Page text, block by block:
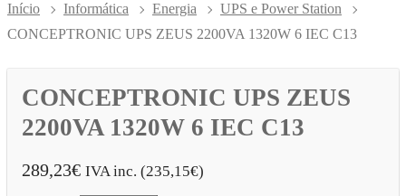
Início Informática Energia
UPS e Power Station
CONCEPTRONIC UPS ZEUS 2200VA 1320W 6 IEC C13
CONCEPTRONIC UPS ZEUS
2200VA 1320W 6 IEC C13
289,23€ IVA inc. (235,15€)